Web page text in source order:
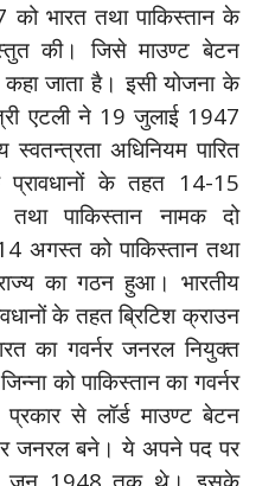
भारत तथा पाकिस्तान के
की। जिसे माउण्ट बेटन
जाता है। इसी योजना के
एटली ने 19 जुलाई 1947
अधिनियम पारित
के तहत 14-15
पाकिस्तान नामक दो
अगस्त को पाकिस्तान तथा
का गठन हुआ। भारतीय
के तहत ब्रिटिश क्राउन
का गवर्नर जनरल नियुक्त
को पाकिस्तान का गवर्नर
से लॉर्ड माउण्ट बेटन
जनरल बने। ये अपने पद पर